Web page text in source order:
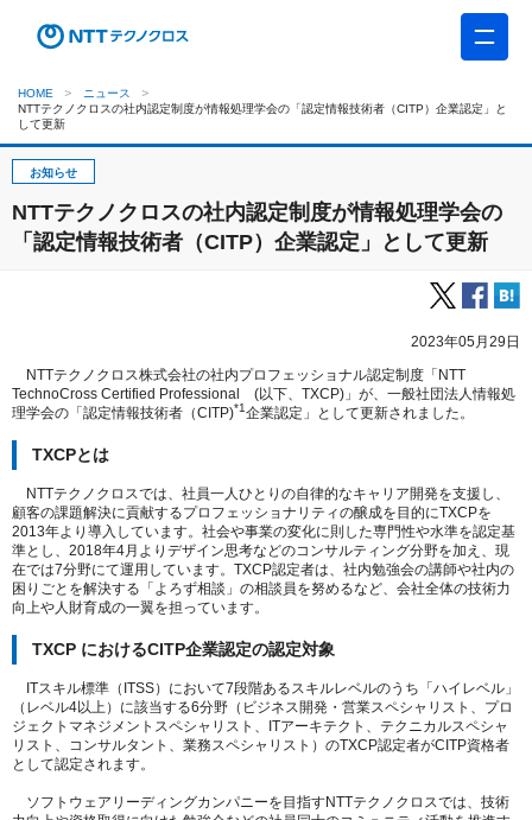
HOME
ニュース
NTTテクノクロスの社内認定制度が情報処理学会の「認定情報技術者（CITP）企業認定」と
して更新
お知らせ
NTTテクノクロスの社内認定制度が情報処理学会の
「認定情報技術者（CITP）企業認定」として更新
2023年05月29日
NTTテクノクロス株式会社の社内プロフェッショナル認定制度「NTT
TechnoCross Certified Professional (以下、TXCP)」が、一般社団法人情報処
理学会の「認定情報技術者（CITP)*1企業認定」として更新されました。
TXCPとは
NTTテクノクロスでは、社員一人ひとりの自律的なキャリア開発を支援し、
顧客の課題解決に貢献するプロフェッショナリティの醸成を目的にTXCPを
2013年より導入しています。社会や事業の変化に則した専門性や水準を認定基
準とし、2018年4月よりデザイン思考などのコンサルティング分野を加え、現
在では7分野にて運用しています。TXCP認定者は、社内勉強会の講師や社内の
困りごとを解決する「よろず相談」の相談員を努めるなど、会社全体の技術力
向上や人財育成の一翼を担っています。
TXCP におけるCITP企業認定の認定対象
ITスキル標準（ITSS）において7段階あるスキルレベルのうち「ハイレベル」
（レベル4以上）に該当する6分野（ビジネス開発・営業スペシャリスト、プロ
ジェクトマネジメントスペシャリスト、ITアーキテクト、テクニカルスペシャ
リスト、コンサルタント、業務スペシャリスト）のTXCP認定者がCITP資格者
として認定されます。
ソフトウェアリーディングカンパニーを目指すNTTテクノクロスでは、技術